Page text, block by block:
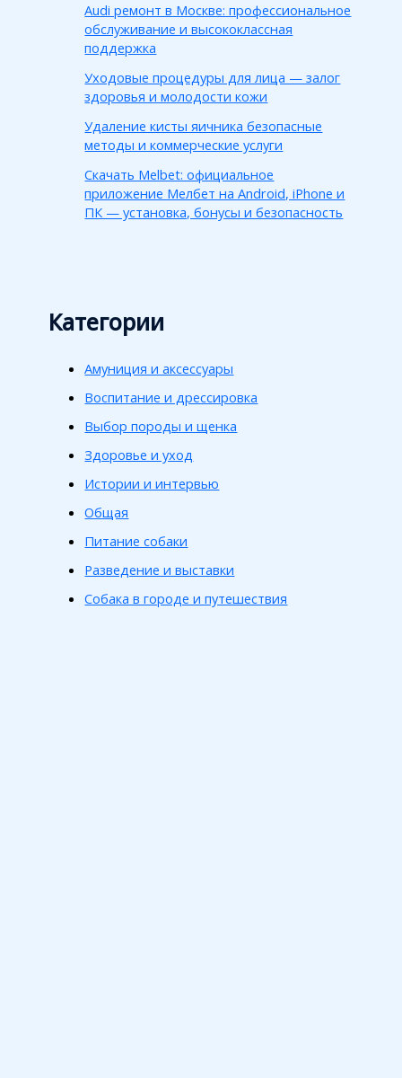
Audi ремонт в Москве: профессиональное
обслуживание и высококлассная
поддержка
Уходовые процедуры для лица — залог
здоровья и молодости кожи
Удаление кисты яичника безопасные
методы и коммерческие услуги
Скачать Melbet: официальное
приложение Мелбет на Android, iPhone и
ПК — установка, бонусы и безопасность
Категории
Амуниция и аксессуары
Воспитание и дрессировка
Выбор породы и щенка
Здоровье и уход
Истории и интервью
Общая
Питание собаки
Разведение и выставки
Собака в городе и путешествия